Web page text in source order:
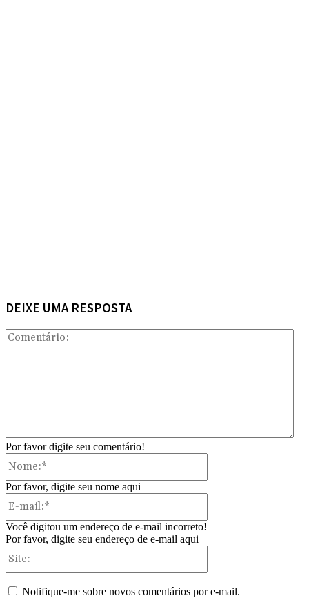
DEIXE UMA RESPOSTA
Por favor digite seu comentário!
Por favor, digite seu nome aqui
Você digitou um endereço de e-mail incorreto!
Por favor, digite seu endereço de e-mail aqui
Notifique-me sobre novos comentários por e-mail.